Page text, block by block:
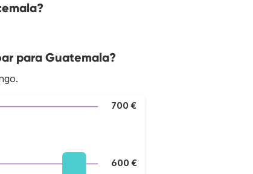
para Guatemala?
600 €
700 €